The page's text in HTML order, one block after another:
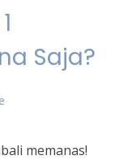
Saja?
memanas!